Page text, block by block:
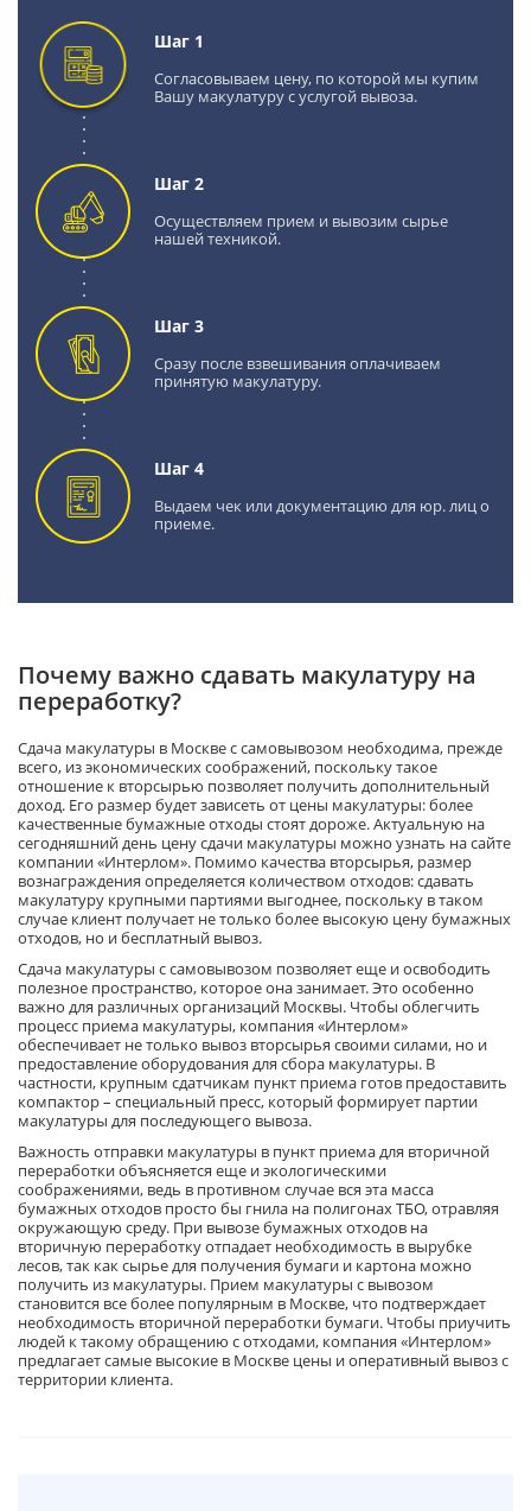
Шаг 1
Согласовываем цену, по которой мы купим
Вашу макулатуру с услугой вывоза.
Шаг 2
Осуществляем прием и вывозим сырье
нашей техникой.
Шаг 3
Сразу после взвешивания оплачиваем
принятую макулатуру.
Шаг 4
Выдаем чек или документацию для юр. лиц о
приеме.
Почему важно сдавать макулатуру на
переработку?
Сдача макулатуры в Москве с самовывозом необходима, прежде
всего, из экономических соображений, поскольку такое
отношение к вторсырью позволяет получить дополнительный
доход. Его размер будет зависеть от цены макулатуры: более
качественные бумажные отходы стоят дороже. Актуальную на
сегодняшний день цену сдачи макулатуры можно узнать на сайте
компании «Интерлом». Помимо качества вторсырья, размер
вознаграждения определяется количеством отходов: сдавать
макулатуру крупными партиями выгоднее, поскольку в таком
случае клиент получает не только более высокую цену бумажных
отходов, но и бесплатный вывоз.
Сдача макулатуры с самовывозом позволяет еще и освободить
полезное пространство, которое она занимает. Это особенно
важно для различных организаций Москвы. Чтобы облегчить
процесс приема макулатуры, компания «Интерлом»
обеспечивает не только вывоз вторсырья своими силами, но и
предоставление оборудования для сбора макулатуры. В
частности, крупным сдатчикам пункт приема готов предоставить
компактор – специальный пресс, который формирует партии
макулатуры для последующего вывоза.
Важность отправки макулатуры в пункт приема для вторичной
переработки объясняется еще и экологическими
соображениями, ведь в противном случае вся эта масса
бумажных отходов просто бы гнила на полигонах ТБО, отравляя
окружающую среду. При вывозе бумажных отходов на
вторичную переработку отпадает необходимость в вырубке
лесов, так как сырье для получения бумаги и картона можно
получить из макулатуры. Прием макулатуры с вывозом
становится все более популярным в Москве, что подтверждает
необходимость вторичной переработки бумаги. Чтобы приучить
людей к такому обращению с отходами, компания «Интерлом»
предлагает самые высокие в Москве цены и оперативный вывоз с
территории клиента.